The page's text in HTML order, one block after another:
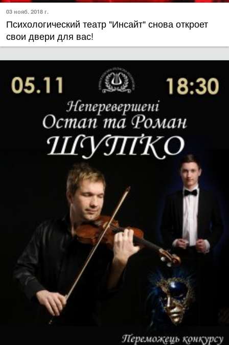
03 нояб. 2018 г.
Психологический театр "Инсайт" снова откроет
свои двери для вас!